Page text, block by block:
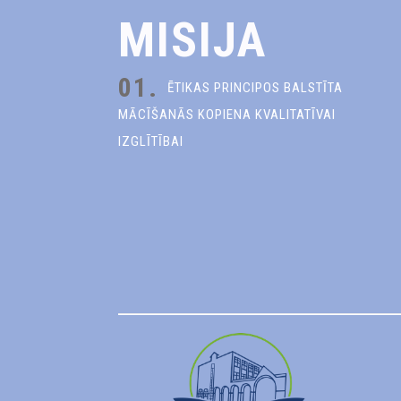
MISIJA
01.
ĒTIKAS PRINCIPOS BALSTĪTA
MĀCĪŠANĀS KOPIENA KVALITATĪVAI
IZGLĪTĪBAI